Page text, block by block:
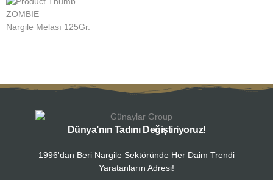
ZOMBIE
Nargile Melası 125Gr.
Dünya’nın Tadını Değiştiriyoruz!
1996'dan Beri Nargile Sektöründe Her Daim Trendi
Yaratanların Adresi!